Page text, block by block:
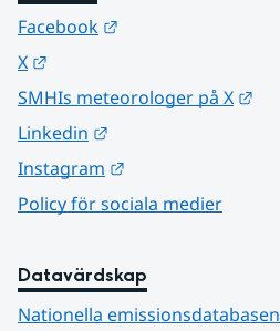
Facebook
X
SMHIs meteorologer på X
Linkedin
Instagram
Policy för sociala medier
Datavärdskap
Nationella emissionsdatabasen